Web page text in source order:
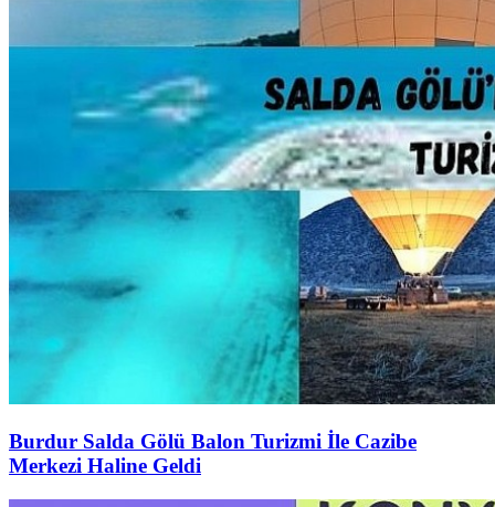
Burdur Salda Gölü Balon Turizmi İle Cazibe
Merkezi Haline Geldi